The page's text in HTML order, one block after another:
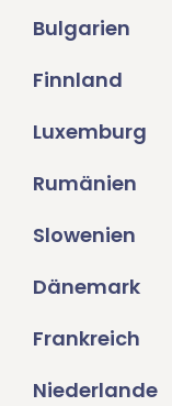
Bulgarien
Finnland
Luxemburg
Rumänien
Slowenien
Dänemark
Frankreich
Niederlande